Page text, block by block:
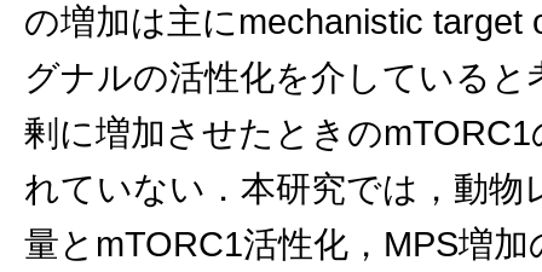
の増加は主にmechanistic target
グナルの活性化を介している
剰に増加させたときの
れていない．本研究では，動
量とmTORC1活性化，MPS増